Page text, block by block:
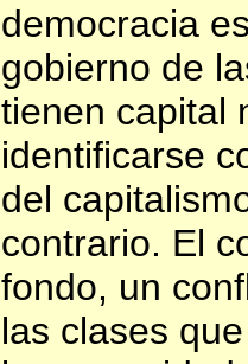
democracia
gobierno de
tienen capital
identificarse
del
contrario. El
fondo, un
las clases